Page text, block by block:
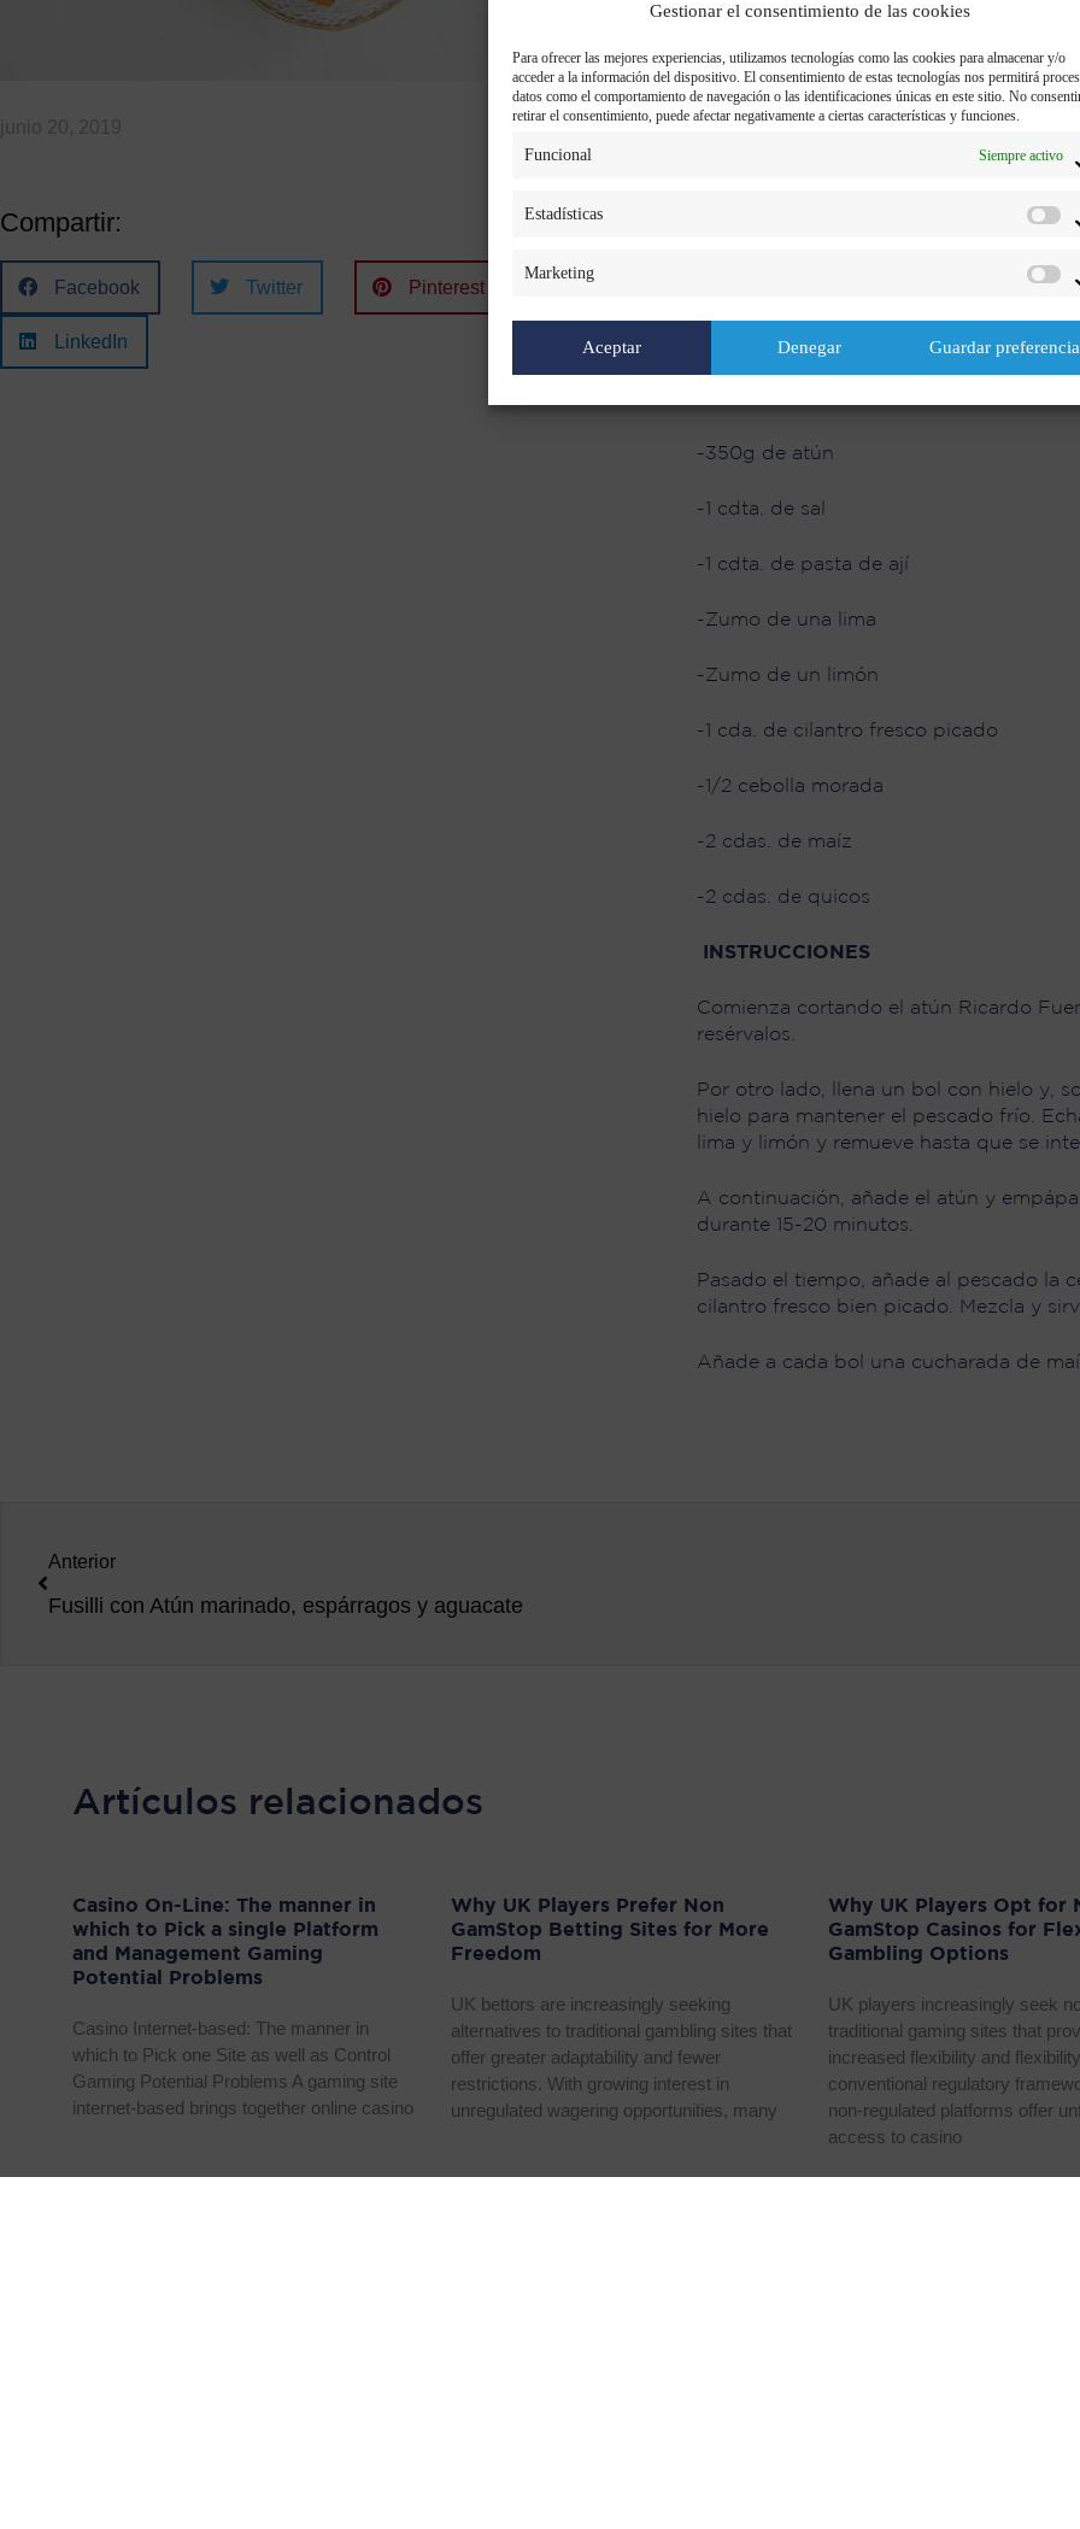
Gestionar el consentimiento de las cookies
Para ofrecer las mejores experiencias, utilizamos tecnologías como las cookies para almacenar y/o
acceder a la información del dispositivo. El consentimiento de estas tecnologías nos permitirá
datos como el comportamiento de navegación o las identificaciones únicas en este sitio. No
retirar el consentimiento, puede afectar negativamente a ciertas características y funciones.
Funcional Siempre activo
Estadísticas
Marketing
Aceptar Denegar Guardar
Compartir:
Facebook Twitter Pinterest
LinkedIn Dificultad:Fácil
-350g de atún
-1 cdta. de sal
-1 cdta. de pasta de ají
-Zumo de una lima
-Zumo de un limón
-1 cda. de cilantro fresco picado
-1/2 cebolla morada
-2 cdas. de maíz
-2 cdas. de quicos
INSTRUCCIONES
Comienza cortando el atún Ricardo
resérvalos.
Por otro lado, llena un bol con hielo y,
hielo para mantener el pescado frío.
lima y limón y remueve hasta que se
A continuación, añade el atún y
durante 15-20 minutos.
Pasado el tiempo, añade al pescado la
cilantro fresco bien picado. Mezcla y
Añade a cada bol una cucharada de
Anterior
Fusilli con Atún marinado, espárragos y aguacate
Artículos relacionados
Casino On-Line: The manner in
which to Pick a single Platform
and Management Gaming
Potential Problems
Casino Internet-based: The manner in
which to Pick one Site as well as Control
Gaming Potential Problems A gaming site
internet-based brings together online casino
Why UK Players Prefer Non
GamStop Betting Sites for More
Freedom
UK bettors are increasingly seeking
alternatives to traditional gambling sites that
offer greater adaptability and fewer
restrictions. With growing interest in
unregulated wagering opportunities, many
Why UK Players Opt for
GamStop Casinos for
Gambling Options
UK players increasingly seek
traditional gaming sites that
increased flexibility and
conventional regulatory
non-regulated platforms offer
access to casino